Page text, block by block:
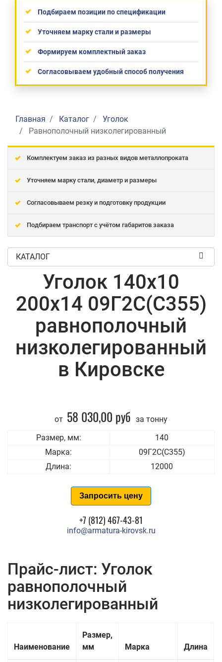
Подбираем позиции по спецификации
Уточняем марку стали и размеры
Формируем комплектный заказ
Согласовываем удобный способ получения
Главная Каталог
Уголок
Равнополочный низколегированный
Комплектуем заказ из разных видов металлопроката
Уточняем марку стали, диаметр и размеры
Согласовываем резку и подготовку продукции
Подбираем транспорт с учётом габаритов заказа
КАТАЛОГ
Уголок 140x10
200x14 09Г2С(С355)
равнополочный
низколегированный
в Кировске
от 58 030,00 руб за тонну
Размер, мм:
140
Марка:
09Г2С(С355)
Длина:
12000
Запросить цену
+7 (812) 467-43-81
info@armatura-kirovsk.ru
Прайс-лист: Уголок
равнополочный
низколегированный
Наименование
Размер,
мм
Марка Длина